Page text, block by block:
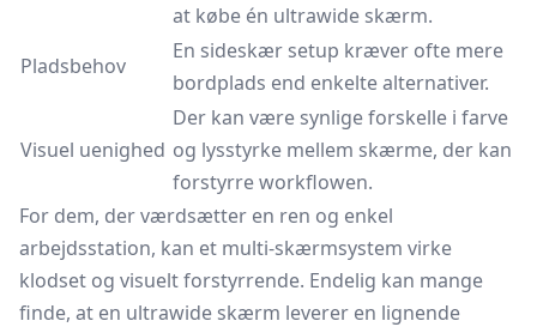
at købe én ultrawide skærm.
Pladsbehov
En sideskær setup kræver ofte mere
bordplads end enkelte alternativer.
Visuel uenighed
Der kan være synlige forskelle i farve
og lysstyrke mellem skærme, der kan
forstyrre workflowen.
For dem, der værdsætter en ren og enkel
arbejdsstation, kan et multi-skærmsystem virke
klodset og visuelt forstyrrende. Endelig kan mange
finde, at en ultrawide skærm leverer en lignende